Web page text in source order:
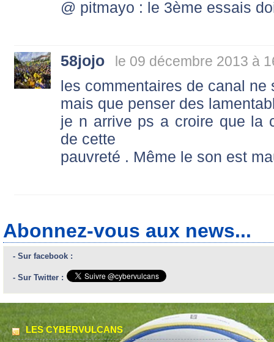
@ pitmayo : le 3ème essais
58jojo le 09 décembre 2013 à
les commentaires de canal
mais que penser des
je n arrive ps a croire que la
de cette
pauvreté . Même le son est
Abonnez-vous aux news...
- Sur facebook :
- Sur Twitter :
LES CYBERVULCANS